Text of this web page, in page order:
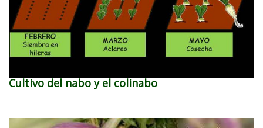
Cultivo del nabo y el colinabo